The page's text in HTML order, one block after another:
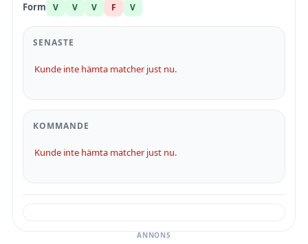
Form V V V F V
SENASTE
Kunde inte hämta matcher just nu.
KOMMANDE
Kunde inte hämta matcher just nu.
ANNONS